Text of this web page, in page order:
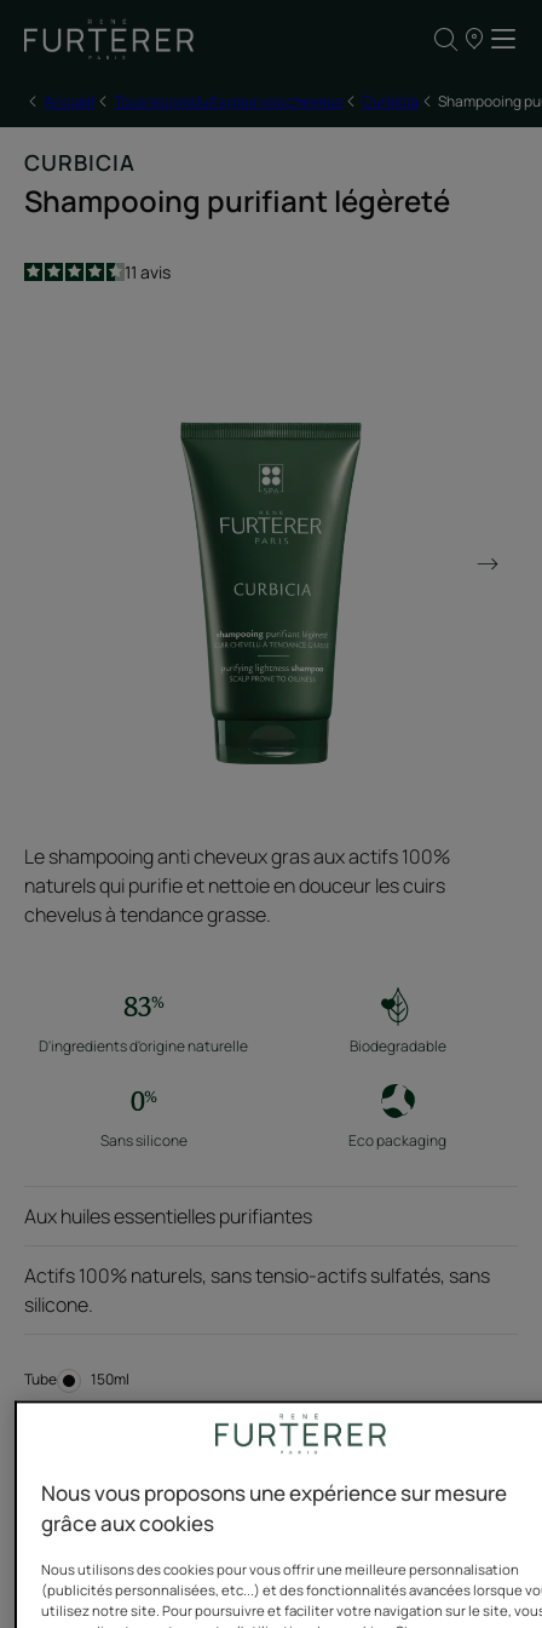
Nos
vente
Accueil Tous les produits pour vos cheveux Curbicia Shampooing
CURBICIA
Shampooing purifiant légèreté
4.5
/5
11 avis
Le shampooing anti cheveux gras aux actifs 100%
naturels qui purifie et nettoie en douceur les cuirs
chevelus à tendance grasse.
D'ingredients d'origine naturelle Biodegradable
Sans silicone Eco packaging
Aux huiles essentielles purifiantes
Actifs 100% naturels, sans tensio-actifs sulfatés, sans
silicone.
Tube Tube
150ml
Cheveux gras - cheveux à tendance grasse - soins sans
sulfate - soins sans silicone - cuir chevelu gras - cuir
chevelu à tendance grasse
Nous vous proposons une expérience sur mesure
grâce aux cookies
Nous utilisons des cookies pour vous offrir une meilleure personnalisation
(publicités personnalisées, etc...) et des fonctionnalités avancées lorsque
utilisez notre site. Pour poursuivre et faciliter votre navigation sur le site,